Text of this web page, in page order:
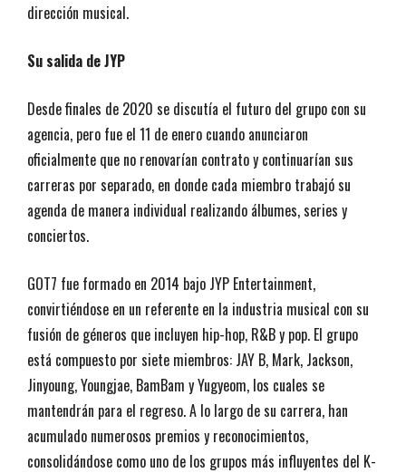
dirección musical.
Su salida de JYP
Desde finales de 2020 se discutía el futuro del grupo con su
agencia, pero fue el 11 de enero cuando anunciaron
oficialmente que no renovarían contrato y continuarían sus
carreras por separado, en donde cada miembro trabajó su
agenda de manera individual realizando álbumes, series y
conciertos.
GOT7 fue formado en 2014 bajo JYP Entertainment,
convirtiéndose en un referente en la industria musical con su
fusión de géneros que incluyen hip-hop, R&B y pop. El grupo
está compuesto por siete miembros: JAY B, Mark, Jackson,
Jinyoung, Youngjae, BamBam y Yugyeom, los cuales se
mantendrán para el regreso. A lo largo de su carrera, han
acumulado numerosos premios y reconocimientos,
consolidándose como uno de los grupos más influyentes del K-